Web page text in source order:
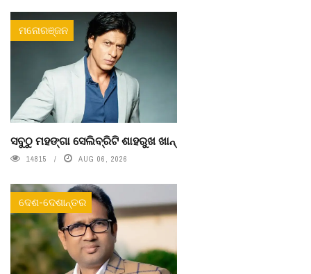
ମନୋରଞ୍ଜନ
ସବୁଠୁ ମହଙ୍ଗା ସେଲିବ୍ରିଟି ଶାହରୁଖ ଖାନ୍
14815 AUG 06, 2026
ଦେଶ-ଦେଶାନ୍ତର